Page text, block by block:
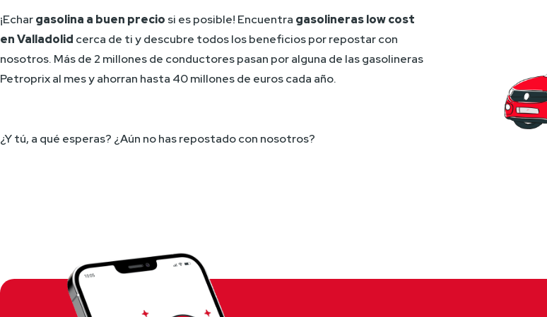
¡Echar gasolina a buen precio si es posible! Encuentra gasolineras low cost
en Valladolid cerca de ti y descubre todos los beneficios por repostar con
nosotros. Más de 2 millones de conductores pasan por alguna de las gasolineras
Petroprix al mes y ahorran hasta 40 millones de euros cada año.
¿Y tú, a qué esperas? ¿Aún no has repostado con nosotros?